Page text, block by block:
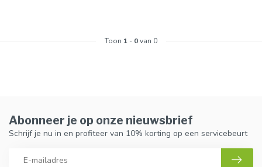
Toon 1 - 0van 0
Abonneer je op onze nieuwsbrief
Schrijf je nu in en profiteer van 10% korting op een servicebeurt